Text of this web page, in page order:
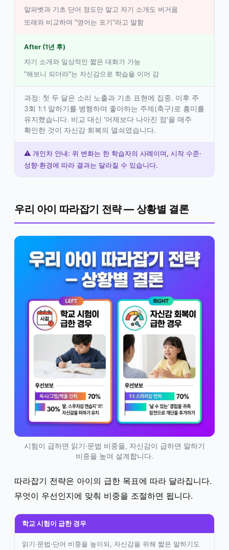
알파벳과 기초 단어 정도만 알고 자기 소개도 버거움
또래와 비교하며 "영어는 포기"라고 말함
After (1년 후)
자기 소개와 일상적인 짧은 대화가 가능
"해보니 되더라"는 자신감으로 학습을 이어 감
과정: 첫 두 달은 소리 노출과 기초 표현에 집중. 이후 주
3회 1:1 말하기를 병행하며 좋아하는 주제(축구)로 흥미를
유지했습니다. 비교 대신 '어제보다 나아진 점'을 매주
확인한 것이 자신감 회복의 열쇠였습니다.
⚠️ 개인차 안내: 위 변화는 한 학습자의 사례이며, 시작 수준·
성향·환경에 따라 결과는 달라질 수 있습니다.
우리 아이 따라잡기 전략 — 상황별 결론
시험이 급하면 읽기·문법 비중을, 자신감이 급하면 말하기
비중을 높여 설계합니다.
따라잡기 전략은 아이의 급한 목표에 따라 달라집니다.
무엇이 우선인지에 맞춰 비중을 조절하면 됩니다.
학교 시험이 급한 경우
읽기·문법·단어 비중을 높이되, 자신감을 위해 짧은 말하기도